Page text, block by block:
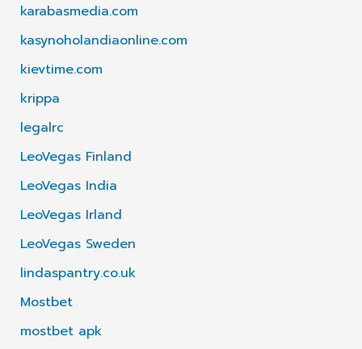
karabasmedia.com
kasynoholandiaonline.com
kievtime.com
krippa
legalrc
LeoVegas Finland
LeoVegas India
LeoVegas Irland
LeoVegas Sweden
lindaspantry.co.uk
Mostbet
mostbet apk